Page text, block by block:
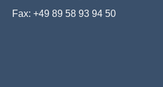
Fax: +49 89 58 93 94 50